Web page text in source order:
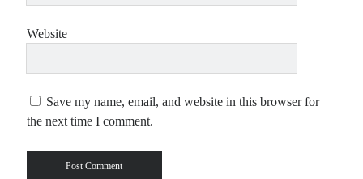
Website
Save my name, email, and website in this browser for
the next time I comment.